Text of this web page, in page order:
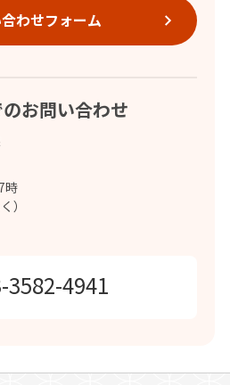
わせフォーム
お問い合わせ
時
）
3582-4941